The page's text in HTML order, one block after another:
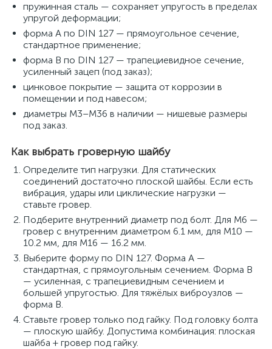
пружинная сталь — сохраняет упругость в пределах
упругой деформации;
форма А по DIN 127 — прямоугольное сечение,
стандартное применение;
форма В по DIN 127 — трапециевидное сечение,
усиленный зацеп (под заказ);
цинковое покрытие — защита от коррозии в
помещении и под навесом;
диаметры M3–M36 в наличии — нишевые размеры
под заказ.
Как выбрать гроверную шайбу
Определите тип нагрузки. Для статических
соединений достаточно плоской шайбы. Если есть
вибрация, удары или циклические нагрузки —
ставьте гровер.
Подберите внутренний диаметр под болт. Для M6 —
гровер с внутренним диаметром 6.1 мм, для M10 —
10.2 мм, для M16 — 16.2 мм.
Выберите форму по DIN 127. Форма А —
стандартная, с прямоугольным сечением. Форма В
— усиленная, с трапециевидным сечением и
большей упругостью. Для тяжёлых виброузлов —
форма В.
Ставьте гровер только под гайку. Под головку болта
— плоскую шайбу. Допустима комбинация: плоская
шайба + гровер под гайку.